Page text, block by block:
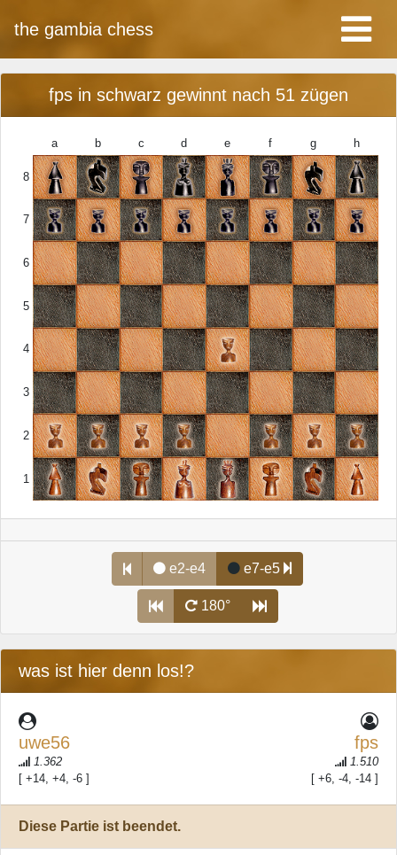
the gambia chess
fps in schwarz gewinnt nach 51 zügen
a b c d e f g h
8
7
6
5
4
3
2
1
e2-e4 e7-e5
180°
was ist hier denn los!?
uwe56
1.362
[ +14, +4, -6 ]
fps
1.510
[ +6, -4, -14 ]
Diese Partie ist beendet.